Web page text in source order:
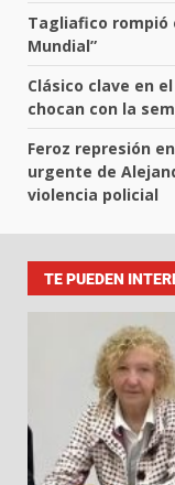
Tagliafico rompió
Mundial”
Clásico clave en
chocan con la
Feroz represión
urgente de
violencia policial
TE PUEDEN